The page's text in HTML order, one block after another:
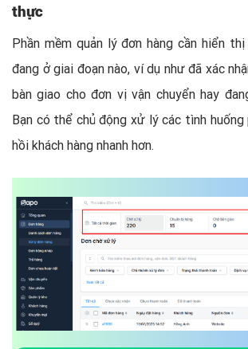
thực
Phần mềm quản lý đơn hàng cần hiển
đang ở giai đoạn nào, ví dụ như đã xác
bàn giao cho đơn vị vận chuyển hay
Bạn có thể chủ động xử lý các tình huống
hồi khách hàng nhanh hơn.